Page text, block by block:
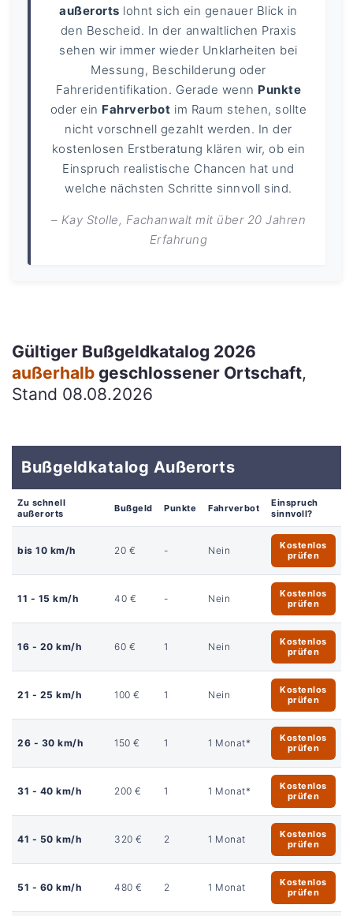
außerorts lohnt sich ein genauer Blick in
den Bescheid. In der anwaltlichen Praxis
sehen wir immer wieder Unklarheiten bei
Messung, Beschilderung oder
Fahreridentifikation. Gerade wenn Punkte
oder ein Fahrverbot im Raum stehen, sollte
nicht vorschnell gezahlt werden. In der
kostenlosen Erstberatung klären wir, ob ein
Einspruch realistische Chancen hat und
welche nächsten Schritte sinnvoll sind.
– Kay Stolle, Fachanwalt mit über 20 Jahren
Erfahrung
Gültiger Bußgeldkatalog 2026
außerhalb geschlossener Ortschaft,
Stand 08.08.2026
Bußgeldkatalog Außerorts
Zu schnell
außerorts
Bußgeld Punkte Fahrverbot
Einspruch
sinnvoll?
bis 10 km/h 20 € - Nein
Kostenlos
prüfen
11 - 15 km/h 40 € - Nein
Kostenlos
prüfen
16 - 20 km/h 60 € 1 Nein
Kostenlos
prüfen
21 - 25 km/h 100 € 1 Nein
Kostenlos
prüfen
26 - 30 km/h 150 € 1 1 Monat*
Kostenlos
prüfen
31 - 40 km/h 200 € 1 1 Monat*
Kostenlos
prüfen
41 - 50 km/h 320 € 2 1 Monat
Kostenlos
prüfen
51 - 60 km/h 480 € 2 1 Monat
Kostenlos
prüfen